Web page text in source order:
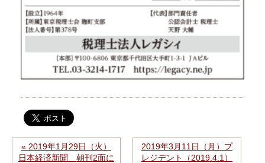
« 2019年1月29日（火）
日本経済新聞 朝刊2面に
2019年3月11日（月）プ
レジデント（2019.4.1）